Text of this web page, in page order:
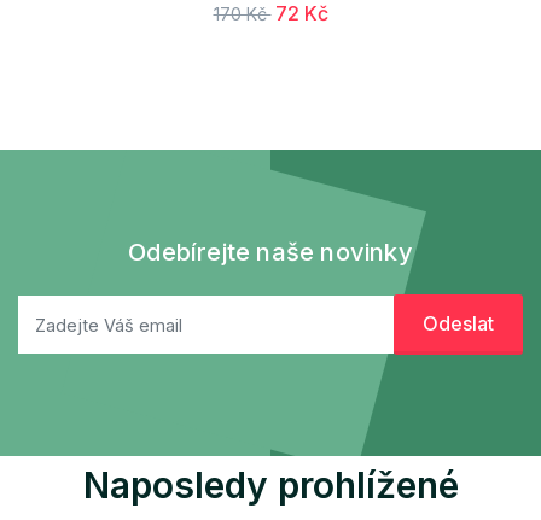
170 Kč 72 Kč
Odebírejte naše novinky
Naposledy prohlížené